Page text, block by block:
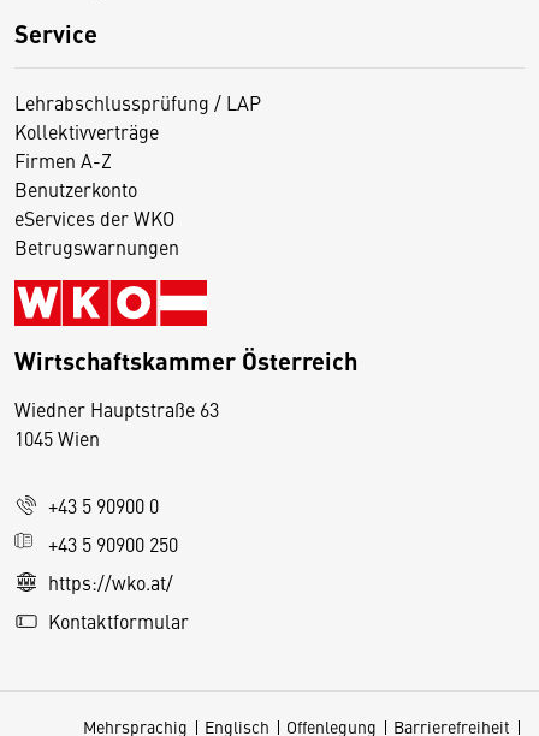
Service
Lehrabschlussprüfung / LAP
Kollektivverträge
Firmen A-Z
Benutzerkonto
eServices der WKO
Betrugswarnungen
Wirtschaftskammer Österreich
Wiedner Hauptstraße 63
1045 Wien
+43 5 90900 0
+43 5 90900 250
https://wko.at/
Kontaktformular
Mehrsprachig Englisch Offenlegung Barrierefreiheit
D
s
e
S
e